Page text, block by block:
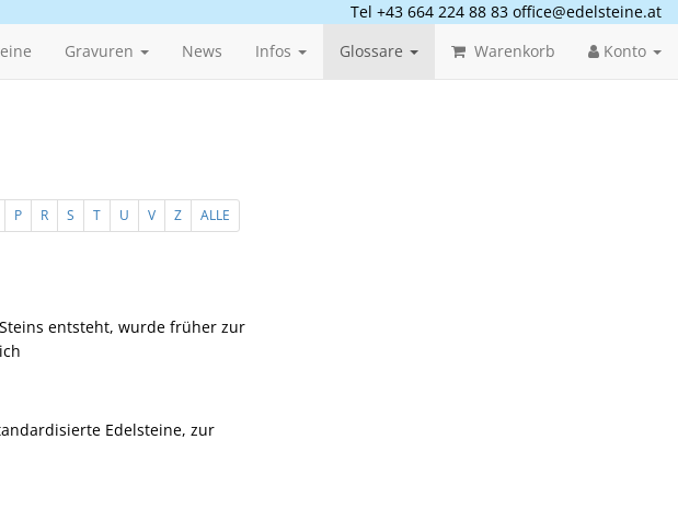
Tel +43 664 224 88 83 office@edelsteine.at
Gravuren News Infos Glossare Warenkorb Konto
P R S T U V Z ALLE
entsteht, wurde früher zur
Edelsteine, zur